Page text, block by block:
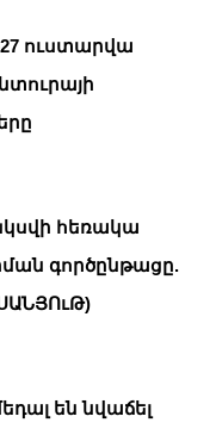
ուստարվա
հեռակա
գործընթացը.
են նվաճել